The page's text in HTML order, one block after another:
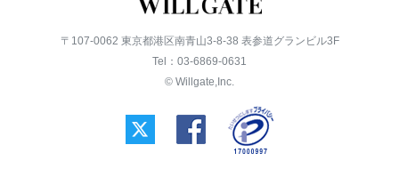
〒107-0062 東京都港区南青山3-8-38 表参道グランビル3F
Tel：03-6869-0631
© Willgate,Inc.